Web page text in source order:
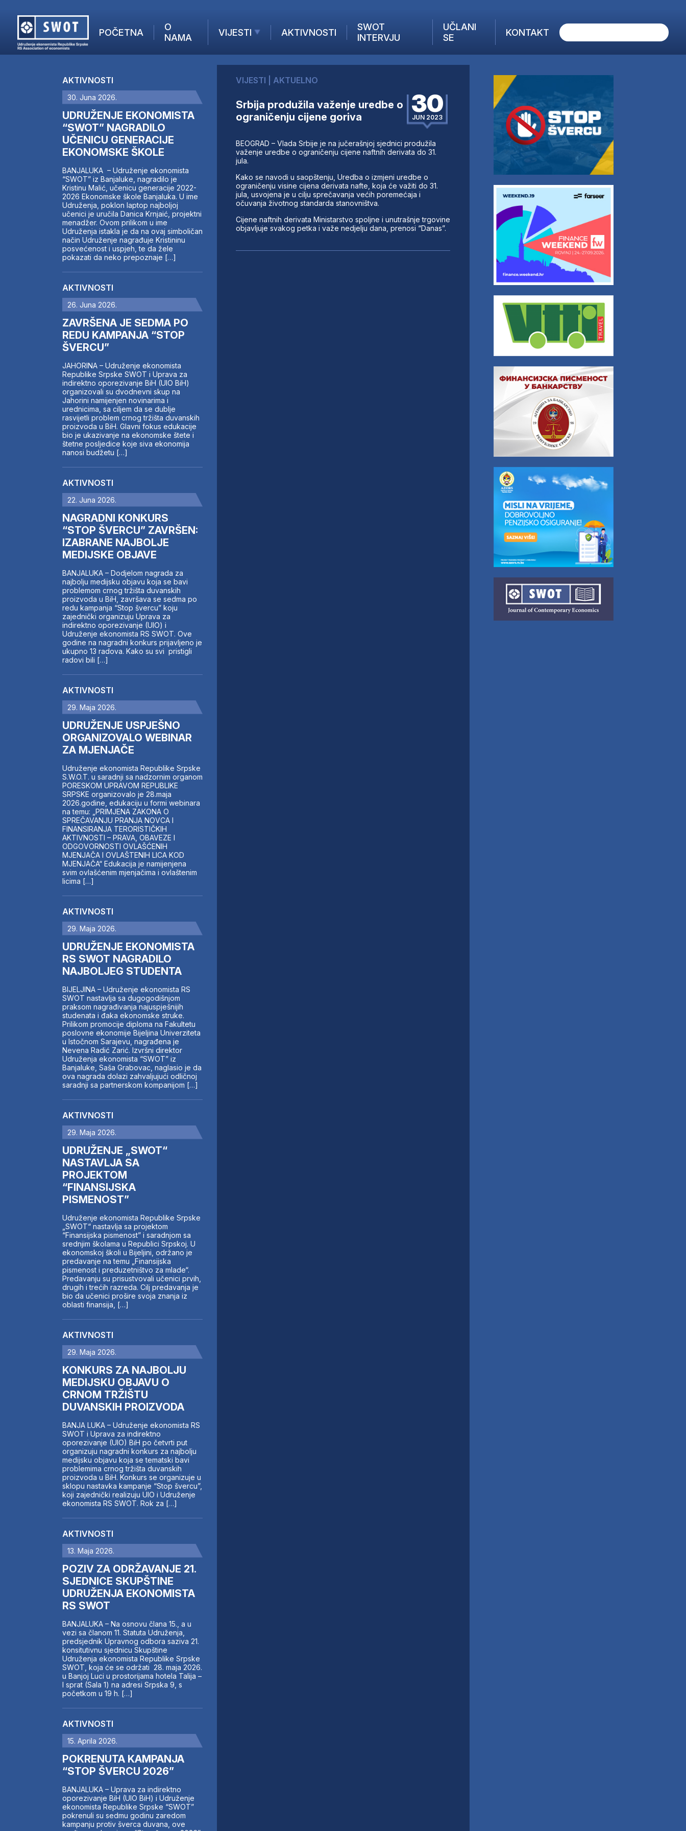
POČETNA
O
NAMA
VIJESTI
AKTUELNO
KOMPANIJE
FINANSIJE
IZ STRANIH MEDIJA
AKTIVNOSTI
SWOT
INTERVJU
UČLANI
SE
KONTAKT
AKTUELNO
ANALIZE
KOMPANIJE
FINANSIJE
IZ STRANIH MEDIJA
AKTIVNOSTI
SWOT INTERVJU
UČLANI SE
KONTAKT
AKTIVNOSTI
30. Juna 2026.
UDRUŽENJE EKONOMISTA
“SWOT” NAGRADILO
UČENICU GENERACIJE
EKONOMSKE ŠKOLE
BANJALUKA – Udruženje ekonomista
“SWOT” iz Banjaluke, nagradilo je
Kristinu Malić, učenicu generacije 2022-
2026 Ekonomske škole Banjaluka. U ime
Udruženja, poklon laptop najboljoj
učenici je uručila Danica Krnjaić, projektni
menadžer. Ovom prilikom u ime
Udruženja istakla je da na ovaj simboličan
način Udruženje nagrađuje Kristininu
posvećenost i uspjeh, te da žele
pokazati da neko prepoznaje […]
AKTIVNOSTI
26. Juna 2026.
ZAVRŠENA JE SEDMA PO
REDU KAMPANJA “STOP
ŠVERCU”
JAHORINA – Udruženje ekonomista
Republike Srpske SWOT i Uprava za
indirektno oporezivanje BiH (UIO BiH)
organizovali su dvodnevni skup na
Jahorini namijenjen novinarima i
urednicima, sa ciljem da se dublje
rasvijetli problem crnog tržišta duvanskih
proizvoda u BiH. Glavni fokus edukacije
bio je ukazivanje na ekonomske štete i
štetne posljedice koje siva ekonomija
nanosi budžetu […]
AKTIVNOSTI
22. Juna 2026.
NAGRADNI KONKURS
“STOP ŠVERCU” ZAVRŠEN:
IZABRANE NAJBOLJE
MEDIJSKE OBJAVE
BANJALUKA – Dodjelom nagrada za
najbolju medijsku objavu koja se bavi
problemom crnog tržišta duvanskih
proizvoda u BiH, završava se sedma po
redu kampanja “Stop švercu” koju
zajednički organizuju Uprava za
indirektno oporezivanje (UIO) i
Udruženje ekonomista RS SWOT. Ove
godine na nagradni konkurs prijavljeno je
ukupno 13 radova. Kako su svi pristigli
radovi bili […]
AKTIVNOSTI
29. Maja 2026.
UDRUŽENJE USPJEŠNO
ORGANIZOVALO WEBINAR
ZA MJENJAČE
Udruženje ekonomista Republike Srpske
S.W.O.T. u saradnji sa nadzornim organom
PORESKOM UPRAVOM REPUBLIKE
SRPSKE organizovalo je 28.maja
2026.godine, edukaciju u formi webinara
na temu: „PRIMJENA ZAKONA O
SPREČAVANJU PRANJA NOVCA I
FINANSIRANJA TERORISTIČKIH
AKTIVNOSTI – PRAVA, OBAVEZE I
ODGOVORNOSTI OVLAŠĆENIH
MJENJAČA I OVLAŠTENIH LICA KOD
MJENJAČA“ Edukacija je namijenjena
svim ovlašćenim mjenjačima i ovlaštenim
licima […]
AKTIVNOSTI
29. Maja 2026.
UDRUŽENJE EKONOMISTA
RS SWOT NAGRADILO
NAJBOLJEG STUDENTA
BIJELJINA – Udruženje ekonomista RS
SWOT nastavlja sa dugogodišnjom
praksom nagrađivanja najuspješnijih
studenata i đaka ekonomske struke.
Prilikom promocije diploma na Fakultetu
poslovne ekonomije Bijeljina Univerziteta
u Istočnom Sarajevu, nagrađena je
Nevena Radić Zarić. Izvršni direktor
Udruženja ekonomista “SWOT” iz
Banjaluke, Saša Grabovac, naglasio je da
ova nagrada dolazi zahvaljujući odličnoj
saradnji sa partnerskom kompanijom […]
AKTIVNOSTI
29. Maja 2026.
UDRUŽENJE „SWOT“
NASTAVLJA SA
PROJEKTOM
“FINANSIJSKA
PISMENOST”
Udruženje ekonomista Republike Srpske
„SWOT“ nastavlja sa projektom
“Finansijska pismenost” i saradnjom sa
srednjim školama u Republici Srpskoj. U
ekonomskoj školi u Bijeljini, održano je
predavanje na temu „Finansijska
pismenost i preduzetništvo za mlade“.
Predavanju su prisustvovali učenici prvih,
drugih i trećih razreda. Cilj predavanja je
bio da učenici prošire svoja znanja iz
oblasti finansija, […]
AKTIVNOSTI
29. Maja 2026.
KONKURS ZA NAJBOLJU
MEDIJSKU OBJAVU O
CRNOM TRŽIŠTU
DUVANSKIH PROIZVODA
BANJA LUKA – Udruženje ekonomista RS
SWOT i Uprava za indirektno
oporezivanje (UIO) BiH po četvrti put
organizuju nagradni konkurs za najbolju
medijsku objavu koja se tematski bavi
problemima crnog tržišta duvanskih
proizvoda u BiH. Konkurs se organizuje u
sklopu nastavka kampanje “Stop švercu”,
koji zajednički realizuju UIO i Udruženje
ekonomista RS SWOT. Rok za […]
AKTIVNOSTI
13. Maja 2026.
POZIV ZA ODRŽAVANJE 21.
SJEDNICE SKUPŠTINE
UDRUŽENJA EKONOMISTA
RS SWOT
BANJALUKA – Na osnovu člana 15., a u
vezi sa članom 11. Statuta Udruženja,
predsjednik Upravnog odbora saziva 21.
konsitutivnu sjednicu Skupštine
Udruženja ekonomista Republike Srpske
SWOT, koja će se održati 28. maja 2026.
u Banjoj Luci u prostorijama hotela Talija –
I sprat (Sala 1) na adresi Srpska 9, s
početkom u 19 h. […]
AKTIVNOSTI
15. Aprila 2026.
POKRENUTA KAMPANJA
“STOP ŠVERCU 2026”
BANJALUKA – Uprava za indirektno
oporezivanje BiH (UIO BiH) i Udruženje
ekonomista Republike Srpske “SWOT”
pokrenuli su sedmu godinu zaredom
kampanju protiv šverca duvana, ove
VIJESTI AKTUELNO
Srbija produžila važenje uredbe o
ograničenju cijene goriva
30
JUN 2023
BEOGRAD – Vlada Srbije je na jučerašnjoj sjednici produžila
važenje uredbe o ograničenju cijene naftnih derivata do 31.
jula.
Kako se navodi u saopštenju, Uredba o izmjeni uredbe o
ograničenju visine cijena derivata nafte, koja će važiti do 31.
jula, usvojena je u cilju sprečavanja većih poremećaja i
očuvanja životnog standarda stanovništva.
Cijene naftnih derivata Ministarstvo spoljne i unutrašnje trgovine
objavljuje svakog petka i važe nedjelju dana, prenosi “Danas”.